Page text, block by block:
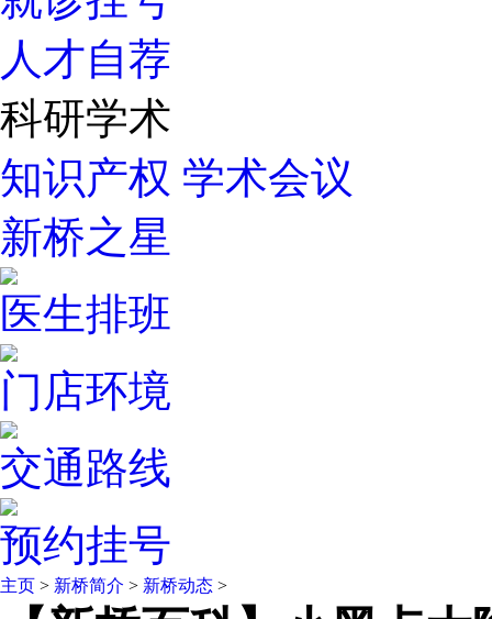
人才自荐
科研学术
知识产权 学术会议
新桥之星
医生排班
门店环境
交通路线
预约挂号
主页 > 新桥简介 > 新桥动态 >